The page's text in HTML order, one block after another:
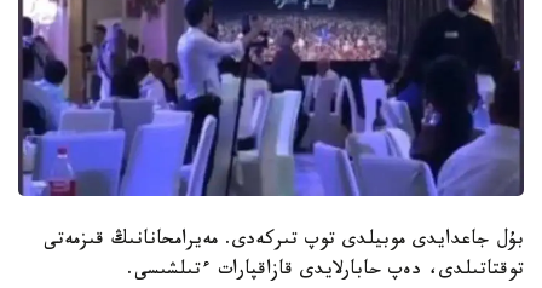
بۇل جاعدايدى موبيلدى توپ تىركەدى. مەيرامحانانىڭ قىزمەتى
توقتاتىلدى، دەپ حابارلايدى قازاقپارات ءتىلشىسى.